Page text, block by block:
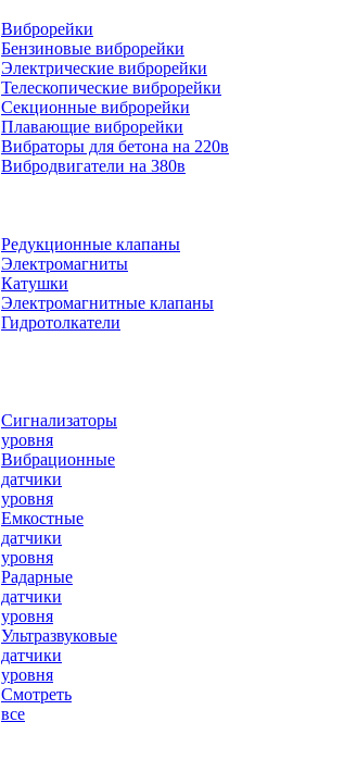
Виброрейки
Бензиновые виброрейки
Электрические виброрейки
Телескопические виброрейки
Секционные виброрейки
Плавающие виброрейки
Вибраторы для бетона на 220в
Вибродвигатели на 380в
Редукционные клапаны
Электромагниты
Катушки
Электромагнитные клапаны
Гидротолкатели
Сигнализаторы
уровня
Вибрационные
датчики
уровня
Емкостные
датчики
уровня
Радарные
датчики
уровня
Ультразвуковые
датчики
уровня
Смотреть
все